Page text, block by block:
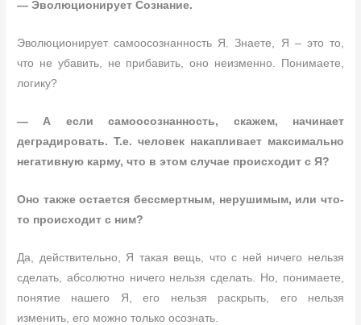
— Эволюционирует Сознание.
Эволюционирует самоосознанность Я. Знаете, Я – это то,
что не убавить, не прибавить, оно неизменно. Понимаете,
логику?
— А если самоосознанность, скажем, начинает
деградировать. Т.е. человек накапливает максимально
негативную карму, что в этом случае происходит с Я?
Оно также остается бессмертным, нерушимым, или что-
то происходит с ним?
Да, действительно, Я такая вещь, что с ней ничего нельзя
сделать, абсолютно ничего нельзя сделать. Но, понимаете,
понятие нашего Я, его нельзя раскрыть, его нельзя
изменить, его можно только осознать.